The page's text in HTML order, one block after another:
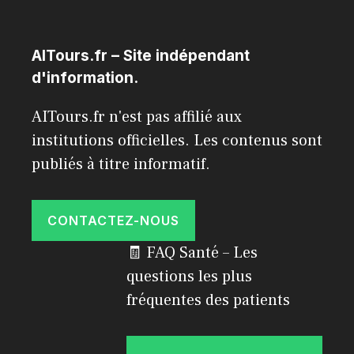
AITours.fr – Site indépendant
d'information.
AITours.fr n'est pas affilié aux
institutions officielles. Les contenus sont
publiés à titre informatif.
CONTACTEZ-NOUS
🧾 FAQ Santé – Les
questions les plus
fréquentes des patients